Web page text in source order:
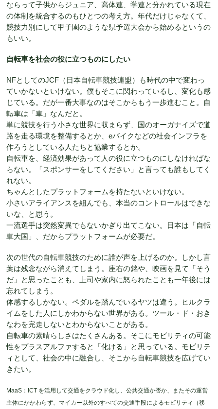
ならって子供からジュニア、高体連、学連と分かれている現在
の体制を統合するのもひとつの考え方。年代だけじゃなくて、
競技力別にして甲子園のような県予選大会から始めるというの
もいい。
自転車を社会の役に立つものにしたい
NFとしてのJCF（日本自転車競技連盟）も時代の中で変わっ
ていかないといけない。僕もそこに関わっているし、変化も感
じている。だが一番大事なのはそこからもう一歩進むこと。自
転車は「車」なんだと。
単に競技を行う小さな世界に収まらず、国のオーガナイズで道
路を走る環境を整備するとか、eバイクなどの社会インフラを
作ろうとしている人たちと協業するとか。
自転車を、経済効果があって人の役に立つものにしなければな
らない。「スポンサーをしてください」と言っても誰もしてく
れない。
ちゃんとしたプラットフォームを持たないといけない。
小さいアライアンスを組んでも、本当のコントロールはできな
いな、と思う。
一流選手は突然変異でもないかぎり出てこない。日本は「自転
車大国」、だからプラットフォームが必要だ。
次の世代の自転車競技のために誰が声を上げるのか。しかし言
葉は残念ながら消えてしまう。座右の銘や、映画を見て「そう
だ」と思ったことも、上司や家内に怒られたことも一年後には
忘れてしまう。
体感するしかない。ペダルを踏んでいるヤツは違う。ヒルクラ
イムをした人にしかわからない世界がある。ツール・ド・おき
なわを完走しないとわからないことがある。
自転車の素晴らしさはたくさんある。そこにモビリティの可能
性をプラスアルファすると「化ける」と思っている。モビリテ
ィとして、社会の中に融合し、そこから自転車競技を広げてい
きたい。
MaaS：ICT を活用して交通をクラウド化し、公共交通か否か、またその運営
主体にかかわらず、マイカー以外のすべての交通手段によるモビリティ（移